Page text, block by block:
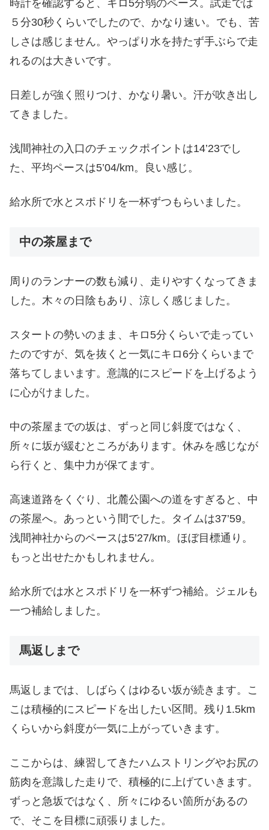
時計を確認すると、キロ5分弱のペース。試走では
５分30秒くらいでしたので、かなり速い。でも、苦
しさは感じません。やっぱり水を持たず手ぶらで走
れるのは大きいです。
日差しが強く照りつけ、かなり暑い。汗が吹き出し
てきました。
浅間神社の入口のチェックポイントは14’23でし
た、平均ペースは5’04/km。良い感じ。
給水所で水とスポドリを一杯ずつもらいました。
中の茶屋まで
周りのランナーの数も減り、走りやすくなってきま
した。木々の日陰もあり、涼しく感じました。
スタートの勢いのまま、キロ5分くらいで走ってい
たのですが、気を抜くと一気にキロ6分くらいまで
落ちてしまいます。意識的にスピードを上げるよう
に心がけました。
中の茶屋までの坂は、ずっと同じ斜度ではなく、
所々に坂が緩むところがあります。休みを感じなが
ら行くと、集中力が保てます。
高速道路をくぐり、北麓公園への道をすぎると、中
の茶屋へ。あっという間でした。タイムは37’59。
浅間神社からのペースは5’27/km。ほぼ目標通り。
もっと出せたかもしれません。
給水所では水とスポドリを一杯ずつ補給。ジェルも
一つ補給しました。
馬返しまで
馬返しまでは、しばらくはゆるい坂が続きます。こ
こは積極的にスピードを出したい区間。残り1.5km
くらいから斜度が一気に上がっていきます。
ここからは、練習してきたハムストリングやお尻の
筋肉を意識した走りで、積極的に上げていきます。
ずっと急坂ではなく、所々にゆるい箇所があるの
で、そこを目標に頑張りました。